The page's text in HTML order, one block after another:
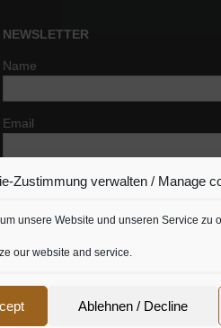
Zustimmung verwalten / Manage
unsere Website und unseren Service zu
our website and service.
Ablehnen / Decline
NEWSLETTER
Name
Email
Indem Du fortfährst, akzeptierst